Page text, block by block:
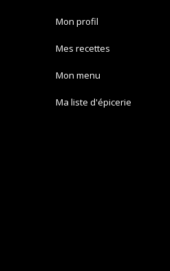
Mon profil
Mes recettes
Mon menu
Ma liste d'épicerie